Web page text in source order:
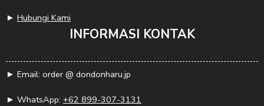
► Hubungi Kami
INFORMASI KONTAK
► Email: order @ dondonharu.jp
► WhatsApp: +62 899-307-3131